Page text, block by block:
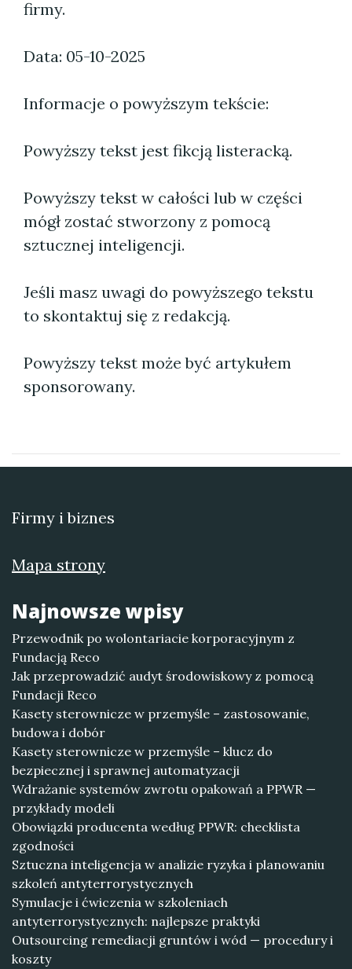
firmy.
Data: 05-10-2025
Informacje o powyższym tekście:
Powyższy tekst jest fikcją listeracką.
Powyższy tekst w całości lub w części
mógł zostać stworzony z pomocą
sztucznej inteligencji.
Jeśli masz uwagi do powyższego tekstu
to skontaktuj się z redakcją.
Powyższy tekst może być artykułem
sponsorowany.
Firmy i biznes
Mapa strony
Najnowsze wpisy
Przewodnik po wolontariacie korporacyjnym z
Fundacją Reco
Jak przeprowadzić audyt środowiskowy z pomocą
Fundacji Reco
Kasety sterownicze w przemyśle – zastosowanie,
budowa i dobór
Kasety sterownicze w przemyśle – klucz do
bezpiecznej i sprawnej automatyzacji
Wdrażanie systemów zwrotu opakowań a PPWR —
przykłady modeli
Obowiązki producenta według PPWR: checklista
zgodności
Sztuczna inteligencja w analizie ryzyka i planowaniu
szkoleń antyterrorystycznych
Symulacje i ćwiczenia w szkoleniach
antyterrorystycznych: najlepsze praktyki
Outsourcing remediacji gruntów i wód — procedury i
koszty